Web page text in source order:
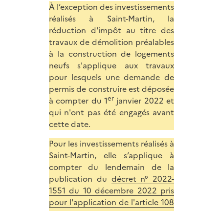
À l’exception des investissements
réalisés à Saint-Martin, la
réduction d'impôt au titre des
travaux de démolition préalables
à la construction de logements
neufs s'applique aux travaux
pour lesquels une demande de
permis de construire est déposée
à compter du 1er janvier 2022 et
qui n'ont pas été engagés avant
cette date.
Pour les investissements réalisés à
Saint-Martin, elle s’applique à
compter du lendemain de la
publication du décret n° 2022-
1551 du 10 décembre 2022 pris
pour l'application de l'article 108